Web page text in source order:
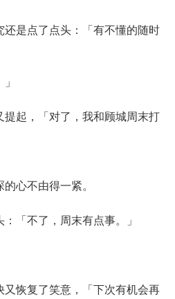
是点了点头：「有不懂的随时
起，「对了，我和顾城周末打
心不由得一紧。
「不了，周末有点事。」
恢复了笑意，「下次有机会再